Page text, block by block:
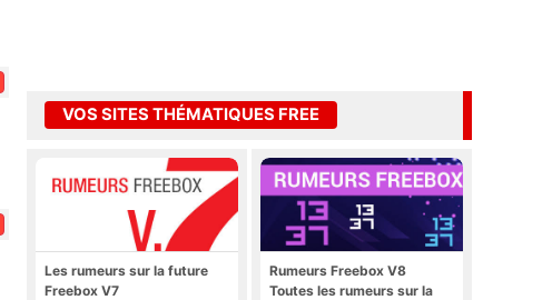
VOS SITES THÉMATIQUES FREE
Les rumeurs sur la future
Freebox V7
Rumeurs Freebox V8
Toutes les rumeurs sur la